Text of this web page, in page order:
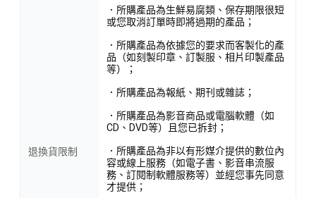
退換貨限制
．所購產品為生鮮易腐類、保存期限很短
或您取消訂單時即將過期的產品；
．所購產品為依據您的要求而客製化的產
品（如刻製印章、訂製服、相片印製產品
等）；
．所購產品為報紙、期刊或雜誌；
．所購產品為影音商品或電腦軟體（如
CD、DVD等）且您已拆封；
．所購產品為非以有形媒介提供的數位內
容或線上服務（如電子書、影音串流服
務、訂閱制軟體服務等）並經您事先同意
才提供；